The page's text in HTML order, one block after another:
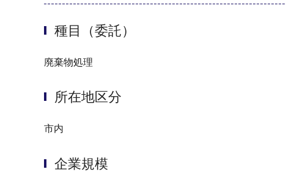
種目（委託）
廃棄物処理
所在地区分
市内
企業規模